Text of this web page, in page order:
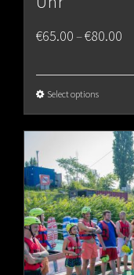
€65.00–€80.00
Select options